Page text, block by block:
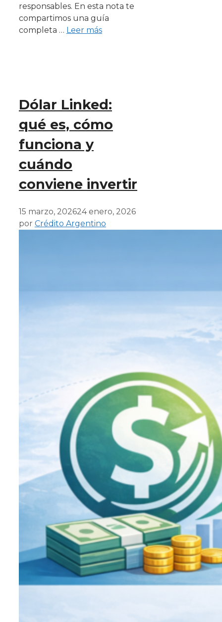
responsables. En esta nota te
compartimos una guía
completa … Leer más
Dólar Linked:
qué es, cómo
funciona y
cuándo
conviene invertir
15 marzo, 202624 enero, 2026
por Crédito Argentino